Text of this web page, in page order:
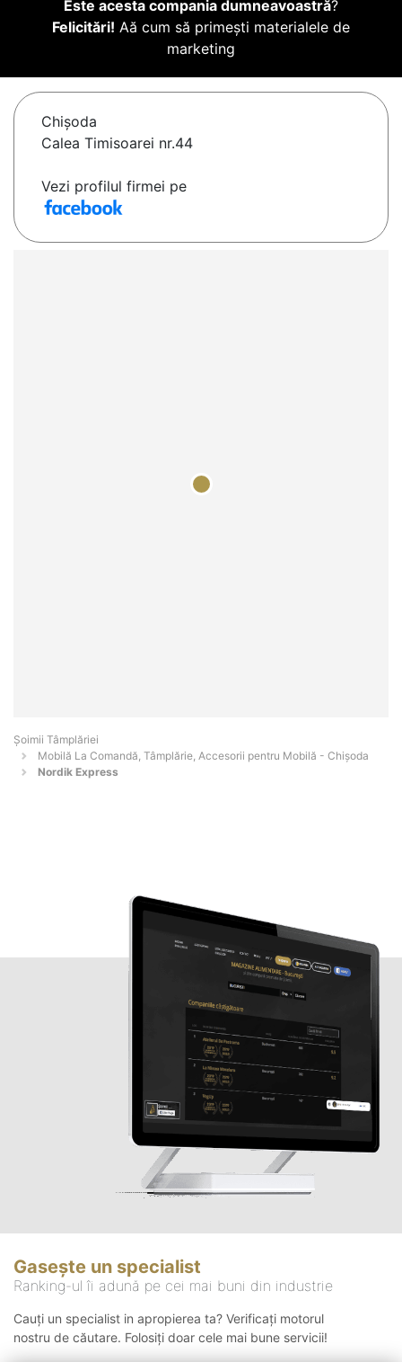
Este acesta compania dumneavoastră?
Felicitări! Aă cum să primești materialele de
marketing
Chişoda
Calea Timisoarei nr.44
Vezi profilul firmei pe
Șoimii Tâmplăriei
Mobilă La Comandă, Tâmplărie, Accesorii pentru Mobilă - Chişoda
Nordik Express
Gasește un specialist
Ranking-ul îi adună pe cei mai buni din industrie
Cauți un specialist in apropierea ta? Verificați motorul
nostru de căutare. Folosiți doar cele mai bune servicii!